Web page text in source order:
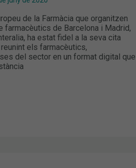
de la Farmàcia que organitzen
farmacèutics de Barcelona i Madrid,
ha estat fidel a la seva cita
els farmacèutics,
del sector en un format digital que